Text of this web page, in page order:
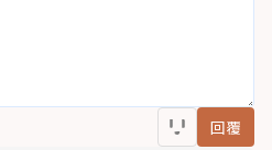
回覆